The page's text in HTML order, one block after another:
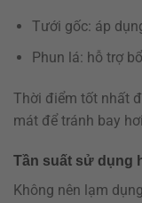
Tưới gốc: áp
Phun lá: hỗ trợ
Thời điểm tốt nhất
mát để tránh bay
Tần suất sử dụng
Không nên lạm